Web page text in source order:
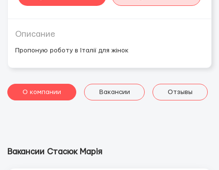
Описание
Пропоную роботу в Італії для жінок
О компании Вакансии Отзывы
Вакансии Стасюк Марія